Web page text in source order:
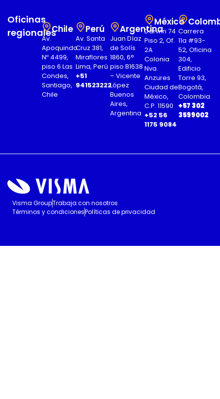
Oficinas
regionalesChile
Av.
Apoquindo
Nº 4499,
piso 6 Las
Condes,
Santiago,
Chile
Perú
Av. Santa
Cruz 381,
Miraflores
Lima, Perú
+51
941523222
Argentina
Juan Díaz
de Solís
1860, 6°
piso B1638
– Vicente
López
Buenos
Aires,
Argentina
México
Darwin 74
Piso 2, Of.
2A
Colonia
Nva.
Anzures
Ciudad de
México,
C.P. 11590
+52 56
1175 9084
Carrera
11a #93-
52, Oficina
304,
Edificio
Torre 93,
Bogotá,
Colombia
+57 302
3599002
Visma GroupTrabaja con nosotros
Términos y condicionesPolíticas de privacidad